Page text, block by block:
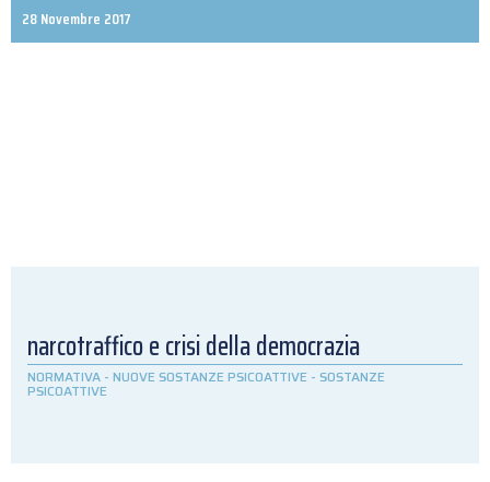
28 Novembre 2017
narcotraffico e crisi della democrazia
NORMATIVA - NUOVE SOSTANZE PSICOATTIVE - SOSTANZE
PSICOATTIVE